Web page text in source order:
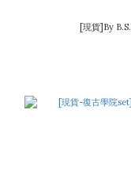
[現貨]By